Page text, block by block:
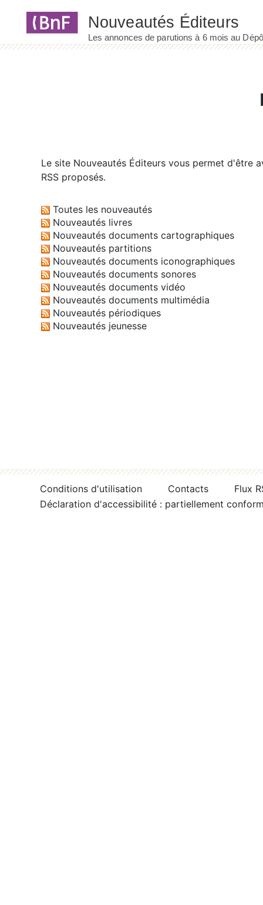
Le site Nouveautés Éditeurs vous permet d'être
RSS proposés.
Toutes les nouveautés
Nouveautés livres
Nouveautés documents cartographiques
Nouveautés partitions
Nouveautés documents iconographiques
Nouveautés documents sonores
Nouveautés documents vidéo
Nouveautés documents multimédia
Nouveautés périodiques
Nouveautés jeunesse
Conditions d'utilisation Contacts
Flux
Déclaration d'accessibilité : partiellement